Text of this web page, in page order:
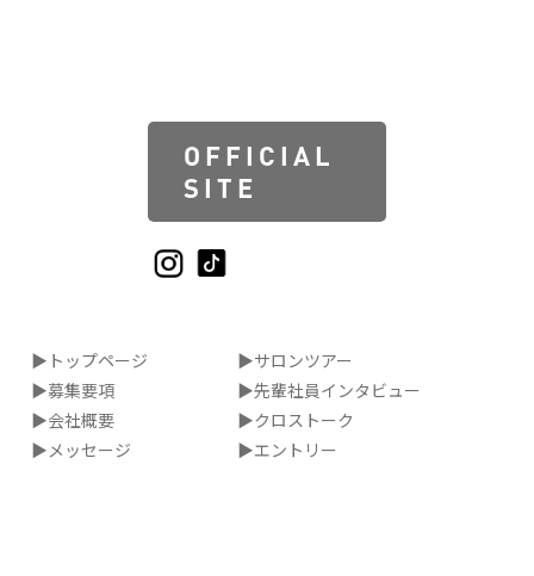
OFFICIAL
SITE
▶トップページ
▶募集要項
▶会社概要
▶メッセージ
▶サロンツアー
▶先輩社員インタビュー
▶クロストーク
▶エントリー